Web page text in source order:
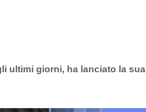
ultimi giorni, ha lanciato la sua